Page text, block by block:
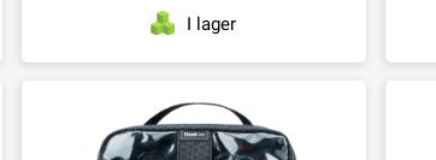
I lager